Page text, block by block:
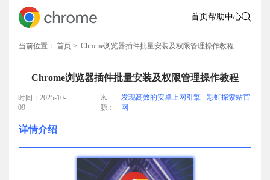
首页帮助中心
当前位置： 首页 > Chrome浏览器插件批量安装及权限管理操作教程
Chrome浏览器插件批量安装及权限管理操作教程
时间：2025-10-
09
来
源：
发现高效的安卓上网引擎 - 彩虹探索站官
网
详情介绍